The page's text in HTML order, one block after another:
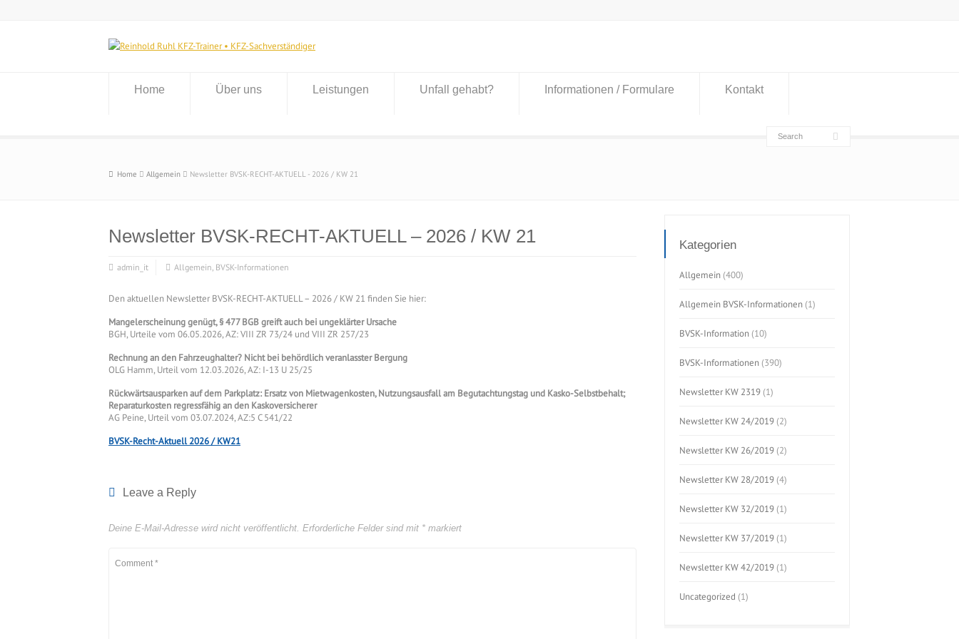
Home Über uns Leistungen Unfall gehabt? Informationen / Formulare Kontakt
Home Allgemein Newsletter BVSK-RECHT-AKTUELL - 2026 / KW 21
Newsletter BVSK-RECHT-AKTUELL – 2026 / KW 21
admin_it Allgemein, BVSK-Informationen
Den aktuellen Newsletter BVSK-RECHT-AKTUELL – 2026 / KW 21 finden Sie hier:
Mangelerscheinung genügt, § 477 BGB greift auch bei ungeklärter Ursache
BGH, Urteile vom 06.05.2026, AZ: VIII ZR 73/24 und VIII ZR 257/23
Rechnung an den Fahrzeughalter? Nicht bei behördlich veranlasster Bergung
OLG Hamm, Urteil vom 12.03.2026, AZ: I-13 U 25/25
Rückwärtsausparken auf dem Parkplatz: Ersatz von Mietwagenkosten, Nutzungsausfall am Begutachtungstag und Kasko-Selbstbehalt;
Reparaturkosten regressfähig an den Kaskoversicherer
AG Peine, Urteil vom 03.07.2024, AZ:5 C 541/22
BVSK-Recht-Aktuell 2026 / KW21
Leave a Reply
Deine E-Mail-Adresse wird nicht veröffentlicht. Erforderliche Felder sind mit * markiert
Kategorien
Allgemein (400)
Allgemein BVSK-Informationen (1)
BVSK-Information (10)
BVSK-Informationen (390)
Newsletter KW 2319 (1)
Newsletter KW 24/2019 (2)
Newsletter KW 26/2019 (2)
Newsletter KW 28/2019 (4)
Newsletter KW 32/2019 (1)
Newsletter KW 37/2019 (1)
Newsletter KW 42/2019 (1)
Uncategorized (1)